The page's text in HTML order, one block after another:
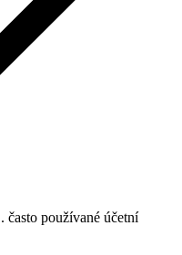
často používané účetní